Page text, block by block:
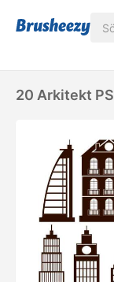
20 Arkitekt